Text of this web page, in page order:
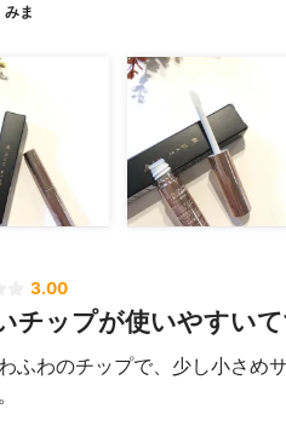
みま
3.00
チップが使いやすいて
ふわのチップで、少し小さめ